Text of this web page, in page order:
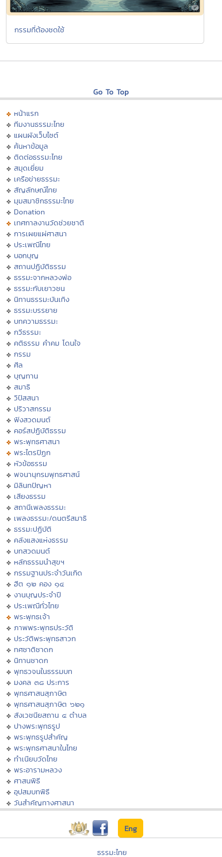
กรรมที่ต้องชดใช้
Go To Top
หน้าแรก
ทีมงานธรรมะไทย
แผนผังเว็บไซต์
ค้นหาข้อมูล
ติดต่อธรรมะไทย
สมุดเยี่ยม
เครือข่ายธรรมะ
สัญลักษณ์ไทย
มุมสมาชิกธรรมะไทย
Donation
เทศกาลงานวัดช่วยชาติ
การเผยแผ่ศาสนา
ประเพณีไทย
บอกบุญ
สถานปฏิบัติธรรม
ธรรมะจากหลวงพ่อ
ธรรมะกับเยาวชน
นิทานธรรมะบันเทิง
ธรรมะบรรยาย
บทความธรรมะ
กวีธรรมะ
คติธรรม คำคม โดนใจ
กรรม
ศีล
บุญทาน
สมาธิ
วิปัสสนา
ปริวาสกรรม
ฟังสวดมนต์
คอร์สปฏิบัติธรรม
พระพุทธศาสนา
พระไตรปิฏก
หัวข้อธรรม
พจนานุกรมพุทธศาสน์
มิลินทปัญหา
เสียงธรรม
สถานีเพลงธรรมะ
เพลงธรรมะ/ดนตรีสมาธิ
ธรรมะปฏิบัติ
คลังแสงแห่งธรรม
บทสวดมนต์
หลักธรรมนำสุขฯ
กรรมฐานประจำวันเกิด
ฮีต ๑๒ คอง ๑๔
งานบุญประจำปี
ประเพณีทั่วไทย
พระพุทธเจ้า
ภาพพระพุทธประวัติ
ประวัติพระพุทธสาวก
ทศชาติชาดก
นิทานชาดก
พุทธวจนในธรรมบท
มงคล ๓๘ ประการ
พุทธศาสนสุภาษิต
พุทธศาสนสุภาษิต ๖๒๑
สังเวชนียสถาน ๔ ตำบล
ปางพระพุทธรูป
พระพุทธรูปสำคัญ
พระพุทธศาสนาในไทย
ทำเนียบวัดไทย
พระอารามหลวง
ศาสนพิธี
อุปสมบทพิธี
วันสำคัญทางศาสนา
Eng
ธรรมะไทย